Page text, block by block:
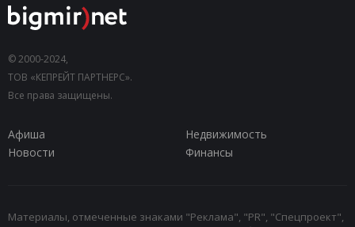
© 2000-2024,
ТОВ «КЕПРЕЙТ ПАРТНЕРС».
Все права защищены.
Афиша
Недвижимость
Новости
Финансы
Материалы, отмеченные знаками "Реклама", "PR", "Спецпроект",